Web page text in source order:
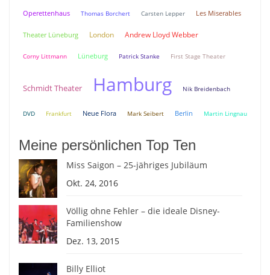
Operettenhaus Thomas Borchert Carsten Lepper Les Miserables
Theater Lüneburg London Andrew Lloyd Webber
Corny Littmann Lüneburg Patrick Stanke First Stage Theater
Schmidt Theater Hamburg Nik Breidenbach
DVD Frankfurt Neue Flora Mark Seibert Berlin Martin Lingnau
Meine persönlichen Top Ten
Miss Saigon – 25-jähriges Jubiläum
Okt. 24, 2016
Völlig ohne Fehler – die ideale Disney-
Familienshow
Dez. 13, 2015
Billy Elliot